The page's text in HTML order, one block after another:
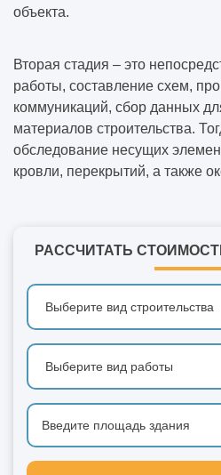
объекта.
Вторая стадия – это
работы, составление схем,
коммуникаций, сбор данных
материалов строительства.
обследование несущих
кровли, перекрытий, а также
РАССЧИТАТЬ